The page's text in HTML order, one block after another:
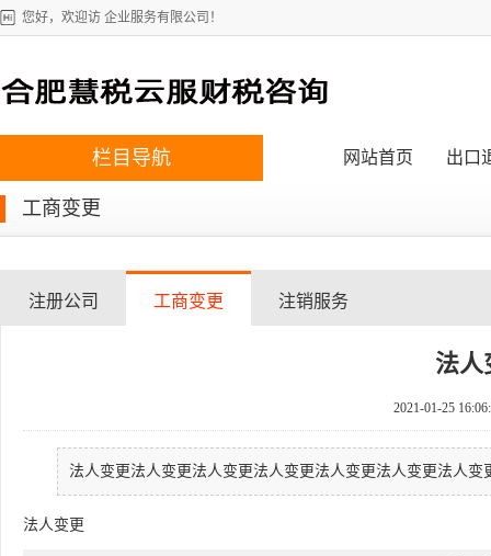
您好，欢迎访 企业服务有限公司！
栏目导航 网站首页 出口
工商变更
注册公司 工商变更 注销服务
法人
2021-01-25
法人变更法人变更法人变更法人变更法人变更法人变更法人
法人变更